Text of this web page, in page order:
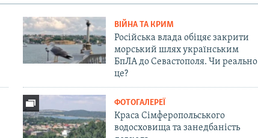
ВІЙНА ТА КРИМ
Російська влада обіцяє закрити
морський шлях українським
БпЛА до Севастополя. Чи реально
це?
ФОТОГАЛЕРЕЇ
Краса Сімферопольського
водосховища та занедбаність